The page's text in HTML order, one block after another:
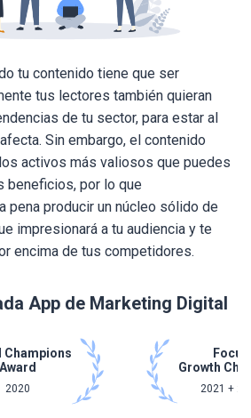
tu contenido tiene que ser
tus lectores también quieran
de tu sector, para estar al
Sin embargo, el contenido
activos más valiosos que puedes
beneficios, por lo que
pena producir un núcleo sólido de
impresionará a tu audiencia y te
encima de tus competidores.
App de Marketing Digital
Champions
Award
2020
Focus
Growth
2021 +